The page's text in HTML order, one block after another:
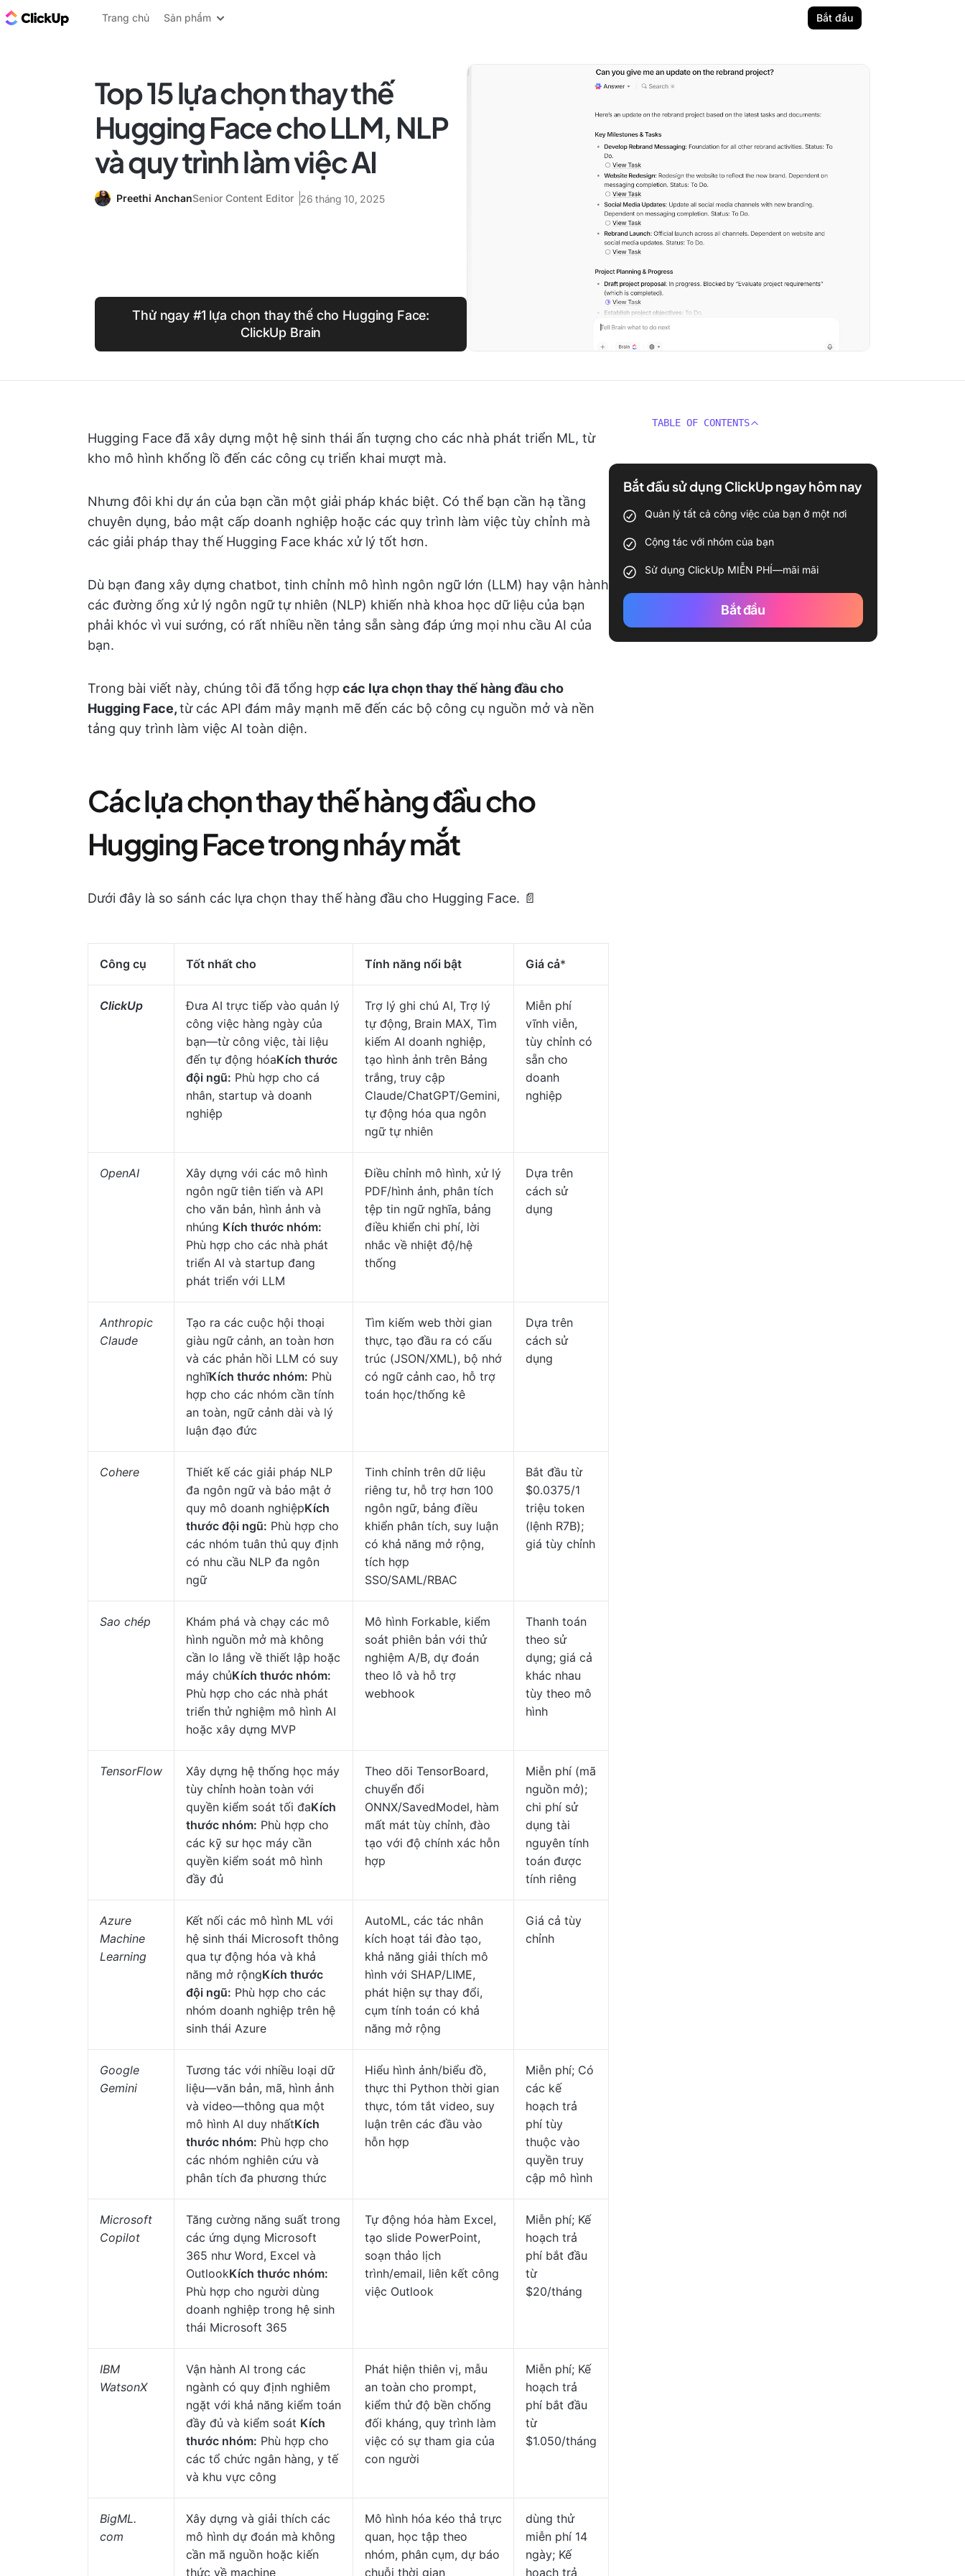
ClickUp Blog
Trang chủ Sản phẩm Bắt đầu
Top 15 lựa chọn thay thế
Hugging Face cho LLM, NLP
và quy trình làm việc AI
Preethi AnchanSenior Content Editor 26 tháng 10, 2025
Thử ngay #1 lựa chọn thay thế cho Hugging Face:
ClickUp Brain
Hugging Face đã xây dựng một hệ sinh thái ấn tượng cho các nhà phát triển ML, từ
kho mô hình khổng lồ đến các công cụ triển khai mượt mà.
Nhưng đôi khi dự án của bạn cần một giải pháp khác biệt. Có thể bạn cần hạ tầng
chuyên dụng, bảo mật cấp doanh nghiệp hoặc các quy trình làm việc tùy chỉnh mà
các giải pháp thay thế Hugging Face khác xử lý tốt hơn.
Dù bạn đang xây dựng chatbot, tinh chỉnh mô hình ngôn ngữ lớn (LLM) hay vận hành
các đường ống xử lý ngôn ngữ tự nhiên (NLP) khiến nhà khoa học dữ liệu của bạn
phải khóc vì vui sướng, có rất nhiều nền tảng sẵn sàng đáp ứng mọi nhu cầu AI của
bạn.
Trong bài viết này, chúng tôi đã tổng hợp các lựa chọn thay thế hàng đầu cho
Hugging Face,từ các API đám mây mạnh mẽ đến các bộ công cụ nguồn mở và nền
tảng quy trình làm việc AI toàn diện.
Các lựa chọn thay thế hàng đầu cho
Hugging Face trong nháy mắt
Dưới đây là so sánh các lựa chọn thay thế hàng đầu cho Hugging Face. 📄
Công cụ Tốt nhất cho Tính năng nổi bật Giá cả*
ClickUp
Đưa AI trực tiếp vào quản lý
công việc hàng ngày của
bạn—từ công việc, tài liệu
đến tự động hóaKích thước
đội ngũ: Phù hợp cho cá
nhân, startup và doanh
nghiệp
Trợ lý ghi chú AI, Trợ lý
tự động, Brain MAX, Tìm
kiếm AI doanh nghiệp,
tạo hình ảnh trên Bảng
trắng, truy cập
Claude/ChatGPT/Gemini,
tự động hóa qua ngôn
ngữ tự nhiên
Miễn phí
vĩnh viễn,
tùy chỉnh có
sẵn cho
doanh
nghiệp
OpenAI
Xây dựng với các mô hình
ngôn ngữ tiên tiến và API
cho văn bản, hình ảnh và
nhúng Kích thước nhóm:
Phù hợp cho các nhà phát
triển AI và startup đang
phát triển với LLM
Điều chỉnh mô hình, xử lý
PDF/hình ảnh, phân tích
tệp tin ngữ nghĩa, bảng
điều khiển chi phí, lời
nhắc về nhiệt độ/hệ
thống
Dựa trên
cách sử
dụng
Anthropic
Claude
Tạo ra các cuộc hội thoại
giàu ngữ cảnh, an toàn hơn
và các phản hồi LLM có suy
nghĩKích thước nhóm: Phù
hợp cho các nhóm cần tính
an toàn, ngữ cảnh dài và lý
luận đạo đức
Tìm kiếm web thời gian
thực, tạo đầu ra có cấu
trúc (JSON/XML), bộ nhớ
có ngữ cảnh cao, hỗ trợ
toán học/thống kê
Dựa trên
cách sử
dụng
Cohere
Thiết kế các giải pháp NLP
đa ngôn ngữ và bảo mật ở
quy mô doanh nghiệpKích
thước đội ngũ: Phù hợp cho
các nhóm tuân thủ quy định
có nhu cầu NLP đa ngôn
ngữ
Tinh chỉnh trên dữ liệu
riêng tư, hỗ trợ hơn 100
ngôn ngữ, bảng điều
khiển phân tích, suy luận
có khả năng mở rộng,
tích hợp
SSO/SAML/RBAC
Bắt đầu từ
$0.0375/1
triệu token
(lệnh R7B);
giá tùy chỉnh
Sao chép
Khám phá và chạy các mô
hình nguồn mở mà không
cần lo lắng về thiết lập hoặc
máy chủKích thước nhóm:
Phù hợp cho các nhà phát
triển thử nghiệm mô hình AI
hoặc xây dựng MVP
Mô hình Forkable, kiểm
soát phiên bản với thử
nghiệm A/B, dự đoán
theo lô và hỗ trợ
webhook
Thanh toán
theo sử
dụng; giá cả
khác nhau
tùy theo mô
hình
TensorFlow
Xây dựng hệ thống học máy
tùy chỉnh hoàn toàn với
quyền kiểm soát tối đaKích
thước nhóm: Phù hợp cho
các kỹ sư học máy cần
quyền kiểm soát mô hình
đầy đủ
Theo dõi TensorBoard,
chuyển đổi
ONNX/SavedModel, hàm
mất mát tùy chỉnh, đào
tạo với độ chính xác hỗn
hợp
Miễn phí (mã
nguồn mở);
chi phí sử
dụng tài
nguyên tính
toán được
tính riêng
Azure
Machine
Learning
Kết nối các mô hình ML với
hệ sinh thái Microsoft thông
qua tự động hóa và khả
năng mở rộngKích thước
đội ngũ: Phù hợp cho các
nhóm doanh nghiệp trên hệ
sinh thái Azure
AutoML, các tác nhân
kích hoạt tái đào tạo,
khả năng giải thích mô
hình với SHAP/LIME,
phát hiện sự thay đổi,
cụm tính toán có khả
năng mở rộng
Giá cả tùy
chỉnh
Google
Gemini
Tương tác với nhiều loại dữ
liệu—văn bản, mã, hình ảnh
và video—thông qua một
mô hình AI duy nhấtKích
thước nhóm: Phù hợp cho
các nhóm nghiên cứu và
phân tích đa phương thức
Hiểu hình ảnh/biểu đồ,
thực thi Python thời gian
thực, tóm tắt video, suy
luận trên các đầu vào
hỗn hợp
Miễn phí; Có
các kế
hoạch trả
phí tùy
thuộc vào
quyền truy
cập mô hình
Microsoft
Copilot
Tăng cường năng suất trong
các ứng dụng Microsoft
365 như Word, Excel và
OutlookKích thước nhóm:
Phù hợp cho người dùng
doanh nghiệp trong hệ sinh
thái Microsoft 365
Tự động hóa hàm Excel,
tạo slide PowerPoint,
soạn thảo lịch
trình/email, liên kết công
việc Outlook
Miễn phí; Kế
hoạch trả
phí bắt đầu
từ
$20/tháng
IBM
WatsonX
Vận hành AI trong các
ngành có quy định nghiêm
ngặt với khả năng kiểm toán
đầy đủ và kiểm soát Kích
thước nhóm: Phù hợp cho
các tổ chức ngân hàng, y tế
và khu vực công
Phát hiện thiên vị, mẫu
an toàn cho prompt,
kiểm thử độ bền chống
đối kháng, quy trình làm
việc có sự tham gia của
con người
Miễn phí; Kế
hoạch trả
phí bắt đầu
từ
$1.050/tháng
BigML.
com
Xây dựng và giải thích các
mô hình dự đoán mà không
cần mã nguồn hoặc kiến
thức về machine
Mô hình hóa kéo thả trực
quan, học tập theo
nhóm, phân cụm, dự báo
chuỗi thời gian
dùng thử
miễn phí 14
ngày; Kế
hoạch trả
TABLE OF CONTENTS
Bắt đầu sử dụng ClickUp ngay hôm nay
Quản lý tất cả công việc của bạn ở một nơi
Cộng tác với nhóm của bạn
Sử dụng ClickUp MIỄN PHÍ—mãi mãi
Bắt đầu